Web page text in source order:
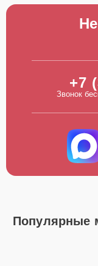
+7
Звонок
Популярные